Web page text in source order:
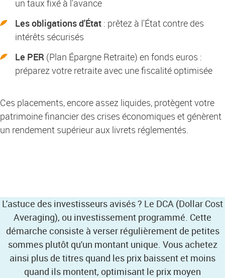
un taux fixé à l'avance
Les obligations d'État : prêtez à l'État contre des
intérêts sécurisés
Le PER (Plan Épargne Retraite) en fonds euros :
préparez votre retraite avec une fiscalité optimisée
Ces placements, encore assez liquides, protègent votre
patrimoine financier des crises économiques et génèrent
un rendement supérieur aux livrets réglementés.
L'astuce des investisseurs avisés ? Le DCA (Dollar Cost
Averaging), ou investissement programmé. Cette
démarche consiste à verser régulièrement de petites
sommes plutôt qu'un montant unique. Vous achetez
ainsi plus de titres quand les prix baissent et moins
quand ils montent, optimisant le prix moyen